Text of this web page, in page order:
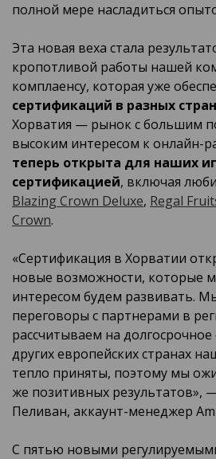
полной мере насладиться
Эта новая веха стала
кропотливой работы нашей
комплаенсу, которая уже
сертификаций в разных
Хорватия — рынок с большим
высоким интересом к онлайн-
теперь открыта для наших
сертификацией, включая
Blazing Crown Deluxe, Regal
Crown.
«Сертификация в Хорватии
новые возможности, которые
интересом будем развивать.
переговоры с партнерами в
рассчитываем на долгосрочное
других европейских странах
тепло приняты, поэтому мы
же позитивных результатов»,
Пеливан, аккаунт-менеджер
С пятью новыми